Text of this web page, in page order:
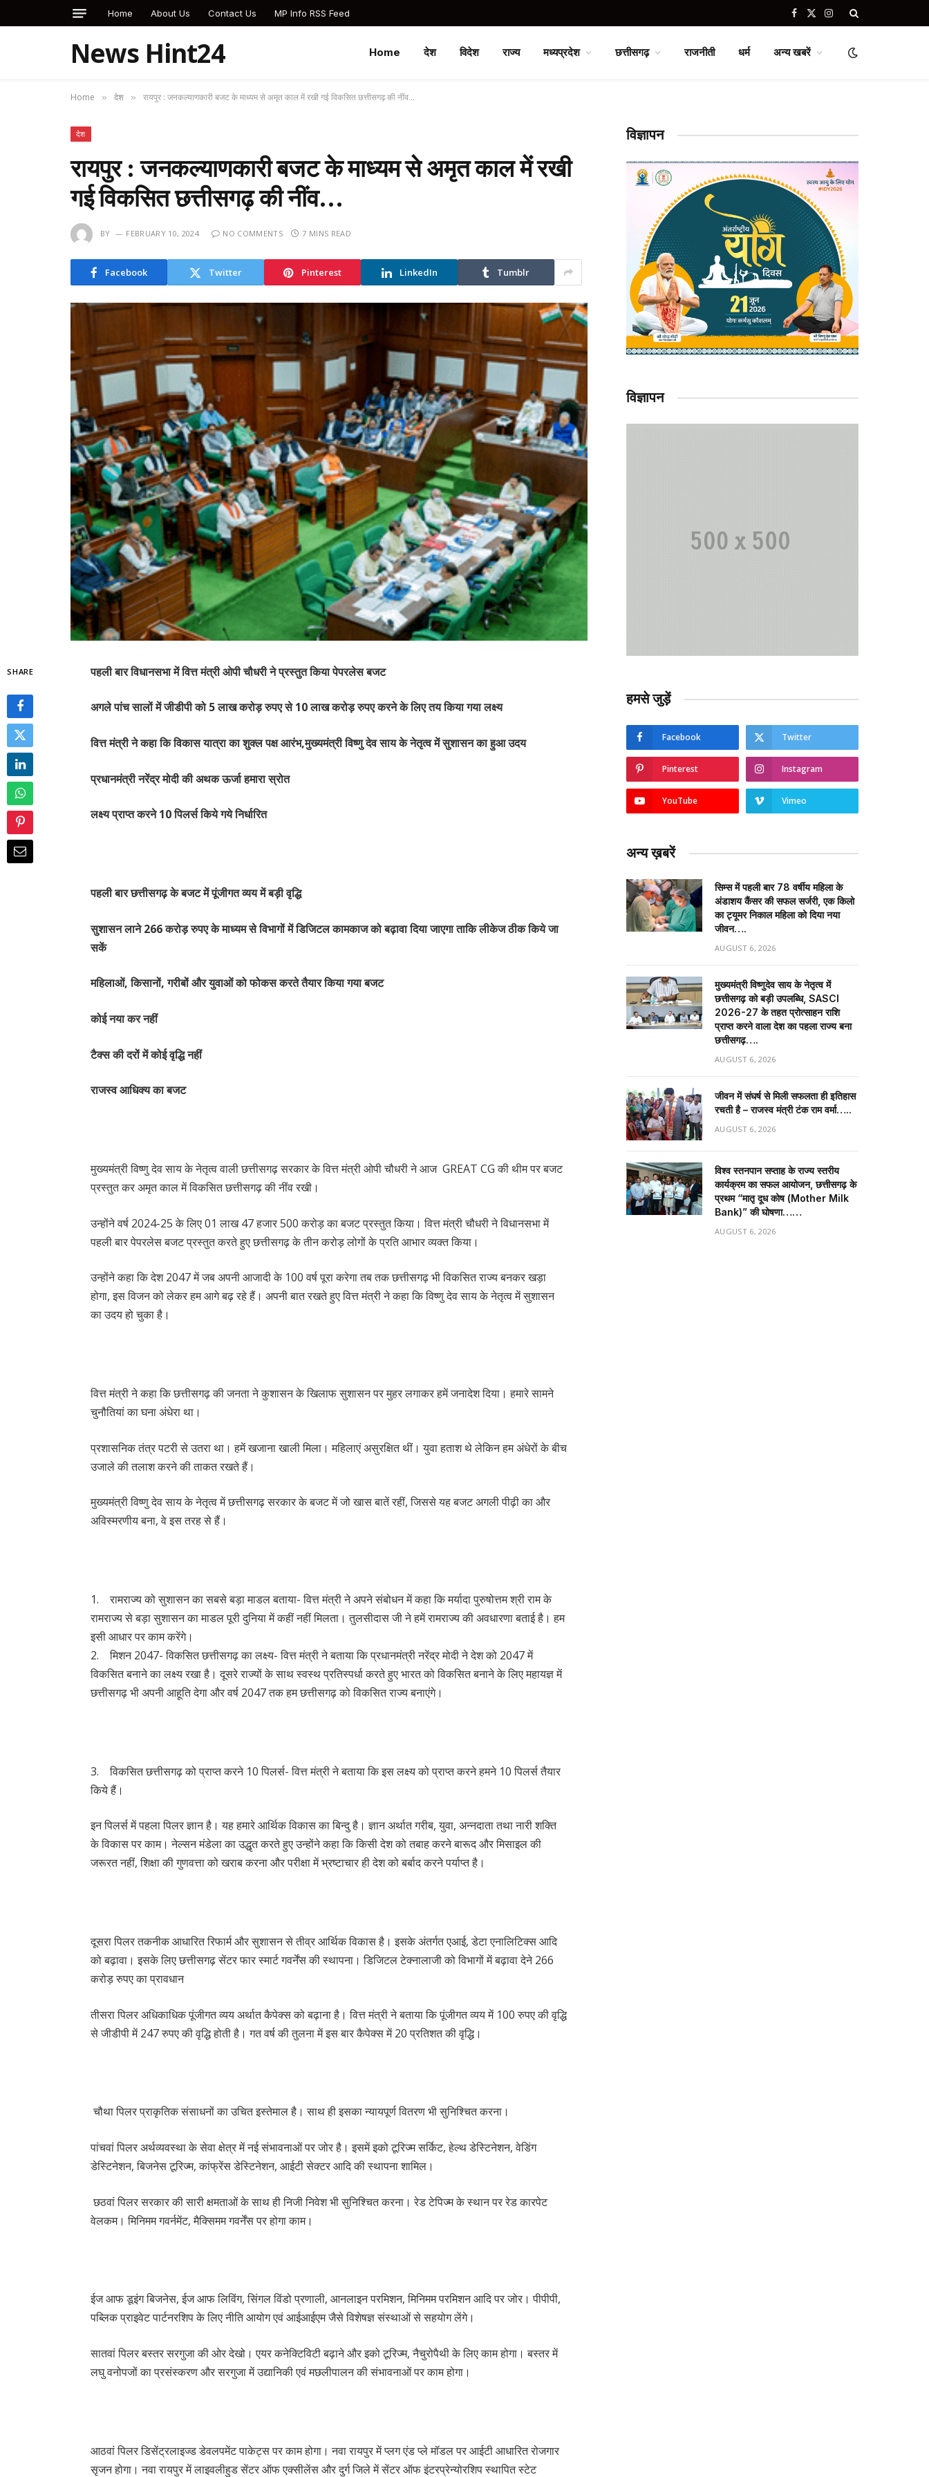
Home About Us Contact Us MP Info RSS Feed Facebook
X
Instagram
News Hint24 Home देश विदेश राज्य मध्यप्रदेश छत्तीसगढ़ राजनीती धर्म अन्य खबरें
Home » देश » रायपुर : जनकल्याणकारी बजट के माध्यम से अमृत काल में रखी गई विकसित छत्तीसगढ़ की नींव…
देश
रायपुर : जनकल्याणकारी बजट के माध्यम से अमृत काल में रखी
गई विकसित छत्तीसगढ़ की नींव…
BY FEBRUARY 10, 2024 NO COMMENTS 7 MINS READ
Facebook Twitter Pinterest LinkedIn Tumblr
SHARE पहली बार विधानसभा में वित्त मंत्री ओपी चौधरी ने प्रस्तुत किया पेपरलेस बजट
अगले पांच सालों में जीडीपी को 5 लाख करोड़ रुपए से 10 लाख करोड़ रुपए करने के लिए तय किया गया लक्ष्य
वित्त मंत्री ने कहा कि विकास यात्रा का शुक्ल पक्ष आरंभ,मुख्यमंत्री विष्णु देव साय के नेतृत्व में सुशासन का हुआ उदय
प्रधानमंत्री नरेंद्र मोदी की अथक ऊर्जा हमारा स्रोत
लक्ष्य प्राप्त करने 10 पिलर्स किये गये निर्धारित
पहली बार छत्तीसगढ़ के बजट में पूंजीगत व्यय में बड़ी वृद्धि
सुशासन लाने 266 करोड़ रुपए के माध्यम से विभागों में डिजिटल कामकाज को बढ़ावा दिया जाएगा ताकि लीकेज ठीक किये जा
सकें
महिलाओं, किसानों, गरीबों और युवाओं को फोकस करते तैयार किया गया बजट
कोई नया कर नहीं
टैक्स की दरों में कोई वृद्धि नहीं
राजस्व आधिक्य का बजट
मुख्यमंत्री विष्णु देव साय के नेतृत्व वाली छत्तीसगढ़ सरकार के वित्त मंत्री ओपी चौधरी ने आज GREAT CG की थीम पर बजट
प्रस्तुत कर अमृत काल में विकसित छत्तीसगढ़ की नींव रखी।
उन्होंने वर्ष 2024-25 के लिए 01 लाख 47 हजार 500 करोड़ का बजट प्रस्तुत किया। वित्त मंत्री चौधरी ने विधानसभा में
पहली बार पेपरलेस बजट प्रस्तुत करते हुए छत्तीसगढ़ के तीन करोड़ लोगों के प्रति आभार व्यक्त किया।
उन्होंने कहा कि देश 2047 में जब अपनी आजादी के 100 वर्ष पूरा करेगा तब तक छत्तीसगढ़ भी विकसित राज्य बनकर खड़ा
होगा, इस विजन को लेकर हम आगे बढ़ रहे हैं। अपनी बात रखते हुए वित्त मंत्री ने कहा कि विष्णु देव साय के नेतृत्व में सुशासन
का उदय हो चुका है।
वित्त मंत्री ने कहा कि छत्तीसगढ़ की जनता ने कुशासन के खिलाफ सुशासन पर मुहर लगाकर हमें जनादेश दिया। हमारे सामने
चुनौतियां का घना अंधेरा था।
प्रशासनिक तंत्र पटरी से उतरा था। हमें खजाना खाली मिला। महिलाएं असुरक्षित थीं। युवा हताश थे लेकिन हम अंधेरों के बीच
उजाले की तलाश करने की ताकत रखते हैं।
मुख्यमंत्री विष्णु देव साय के नेतृत्व में छत्तीसगढ़ सरकार के बजट में जो खास बातें रहीं, जिससे यह बजट अगली पीढ़ी का और
अविस्मरणीय बना, वे इस तरह से हैं।
1. रामराज्य को सुशासन का सबसे बड़ा माडल बताया- वित्त मंत्री ने अपने संबोधन में कहा कि मर्यादा पुरुषोत्तम श्री राम के
रामराज्य से बड़ा सुशासन का माडल पूरी दुनिया में कहीं नहीं मिलता। तुलसीदास जी ने हमें रामराज्य की अवधारणा बताई है। हम
इसी आधार पर काम करेंगे।
2. मिशन 2047- विकसित छत्तीसगढ़ का लक्ष्य- वित्त मंत्री ने बताया कि प्रधानमंत्री नरेंद्र मोदी ने देश को 2047 में
विकसित बनाने का लक्ष्य रखा है। दूसरे राज्यों के साथ स्वस्थ प्रतिस्पर्धा करते हुए भारत को विकसित बनाने के लिए महायज्ञ में
छत्तीसगढ़ भी अपनी आहूति देगा और वर्ष 2047 तक हम छत्तीसगढ़ को विकसित राज्य बनाएंगे।
3. विकसित छत्तीसगढ़ को प्राप्त करने 10 पिलर्स- वित्त मंत्री ने बताया कि इस लक्ष्य को प्राप्त करने हमने 10 पिलर्स तैयार
किये हैं।
इन पिलर्स में पहला पिलर ज्ञान है। यह हमारे आर्थिक विकास का बिन्दु है। ज्ञान अर्थात गरीब, युवा, अन्नदाता तथा नारी शक्ति
के विकास पर काम। नेल्सन मंडेला का उद्धृत करते हुए उन्होंने कहा कि किसी देश को तबाह करने बारूद और मिसाइल की
जरूरत नहीं, शिक्षा की गुणवत्ता को खराब करना और परीक्षा में भ्रष्टाचार ही देश को बर्बाद करने पर्याप्त है।
दूसरा पिलर तकनीक आधारित रिफार्म और सुशासन से तीव्र आर्थिक विकास है। इसके अंतर्गत एआई, डेटा एनालिटिक्स आदि
को बढ़ावा। इसके लिए छत्तीसगढ़ सेंटर फार स्मार्ट गवर्नेंस की स्थापना। डिजिटल टेक्नालाजी को विभागों में बढ़ावा देने 266
करोड़ रुपए का प्रावधान
तीसरा पिलर अधिकाधिक पूंजीगत व्यय अर्थात कैपेक्स को बढ़ाना है। वित्त मंत्री ने बताया कि पूंजीगत व्यय में 100 रुपए की वृद्धि
से जीडीपी में 247 रुपए की वृद्धि होती है। गत वर्ष की तुलना में इस बार कैपेक्स में 20 प्रतिशत की वृद्धि।
चौथा पिलर प्राकृतिक संसाधनों का उचित इस्तेमाल है। साथ ही इसका न्यायपूर्ण वितरण भी सुनिश्चित करना।
पांचवां पिलर अर्थव्यवस्था के सेवा क्षेत्र में नई संभावनाओं पर जोर है। इसमें इको टूरिज्म सर्किट, हेल्थ डेस्टिनेशन, वेडिंग
डेस्टिनेशन, बिजनेस टूरिज्म, कांफ्रेंस डेस्टिनेशन, आईटी सेक्टर आदि की स्थापना शामिल।
छठवां पिलर सरकार की सारी क्षमताओं के साथ ही निजी निवेश भी सुनिश्चित करना। रेड टेपिज्म के स्थान पर रेड कारपेट
वेलकम। मिनिमम गवर्नमेंट, मैक्सिमम गवर्नेंस पर होगा काम।
ईज आफ डूइंग बिजनेस, ईज आफ लिविंग, सिंगल विंडो प्रणाली, आनलाइन परमिशन, मिनिमम परमिशन आदि पर जोर। पीपीपी,
पब्लिक प्राइवेट पार्टनरशिप के लिए नीति आयोग एवं आईआईएम जैसे विशेषज्ञ संस्थाओं से सहयोग लेंगे।
सातवां पिलर बस्तर सरगुजा की ओर देखो। एयर कनेक्टिविटी बढ़ाने और इको टूरिज्म, नैचुरोपैथी के लिए काम होगा। बस्तर में
लघु वनोपजों का प्रसंस्करण और सरगुजा में उद्यानिकी एवं मछलीपालन की संभावनाओं पर काम होगा।
आठवां पिलर डिसेंट्रलाइज्ड डेवलपमेंट पाकेट्स पर काम होगा। नवा रायपुर में प्लग एंड प्ले मॉडल पर आईटी आधारित रोजगार
सृजन होगा। नवा रायपुर में लाइवलीहुड सेंटर ऑफ एक्सीलेंस और दुर्ग जिले में सेंटर ऑफ इंटरप्रेन्योरशिप स्थापित स्टेट
विज्ञापन
विज्ञापन
हमसे जुड़ें
Facebook Twitter
Pinterest Instagram
YouTube Vimeo
अन्य ख़बरें
सिम्स में पहली बार 78 वर्षीय महिला के
अंडाशय कैंसर की सफल सर्जरी, एक किलो
का ट्यूमर निकाल महिला को दिया नया
जीवन….
AUGUST 6, 2026
मुख्यमंत्री विष्णुदेव साय के नेतृत्व में
छत्तीसगढ़ को बड़ी उपलब्धि, SASCI
2026-27 के तहत प्रोत्साहन राशि
प्राप्त करने वाला देश का पहला राज्य बना
छत्तीसगढ़….
AUGUST 6, 2026
जीवन में संघर्ष से मिली सफलता ही इतिहास
रचती है – राजस्व मंत्री टंक राम वर्मा…..
AUGUST 6, 2026
विश्व स्तनपान सप्ताह के राज्य स्तरीय
कार्यक्रम का सफल आयोजन, छत्तीसगढ़ के
प्रथम “मातृ दूध कोष (Mother Milk
Bank)” की घोषणा……
AUGUST 6, 2026